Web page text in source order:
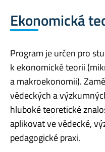
Ekonomická
Program je určen pro
k ekonomické teorii
a makroekonomii).
vědeckých a
hluboké teoretické
aplikovat ve vědecké,
pedagogické praxi.